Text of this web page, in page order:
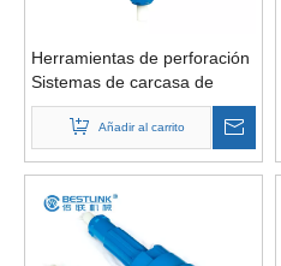
Herramientas de perforación
Sistemas de carcasa de
sobrecarga excéntrica
Brocas de fresa
Añadir al carrito